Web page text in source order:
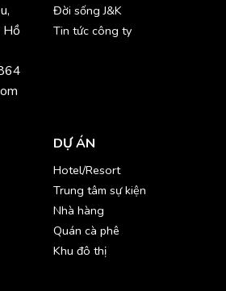
Hồ
Đời sống J&K
Tin tức công ty
DỰ ÁN
Hotel/Resort
Trung tâm sự kiện
Nhà hàng
Quán cà phê
Khu đô thị